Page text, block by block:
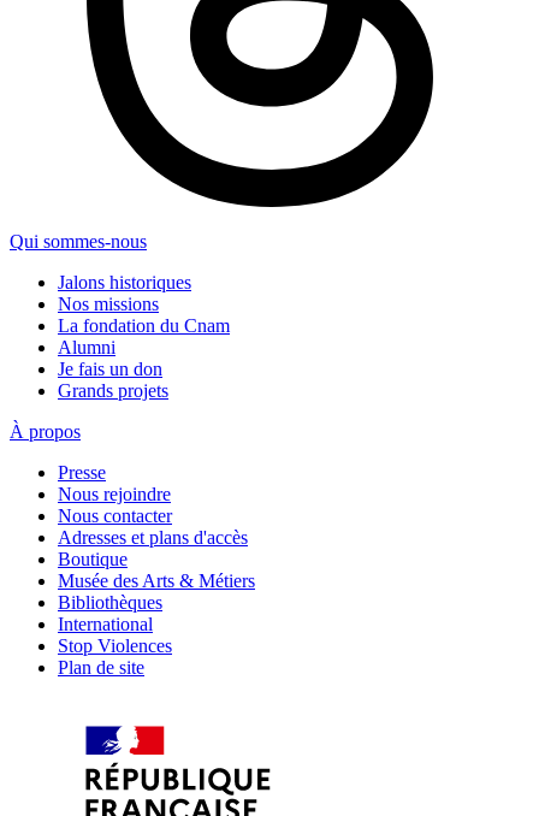
Qui sommes-nous
Jalons historiques
Nos missions
La fondation du Cnam
Alumni
Je fais un don
Grands projets
À propos
Presse
Nous rejoindre
Nous contacter
Adresses et plans d'accès
Boutique
Musée des Arts & Métiers
Bibliothèques
International
Stop Violences
Plan de site